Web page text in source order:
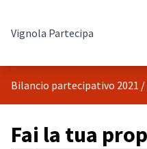
Vignola Partecipa
Bilancio partecipativo 2021 /
Fai la tua